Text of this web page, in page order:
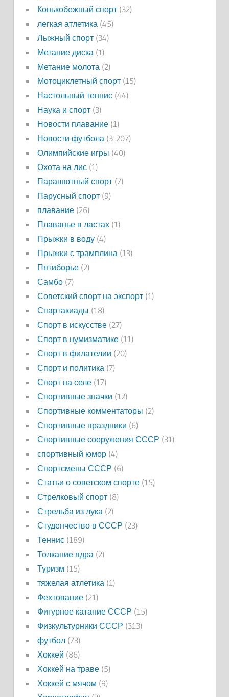
Конькобежный спорт(32)
легкая атлетика(45)
Лыжный спорт(34)
Метание диска(1)
Метание молота(2)
Мотоциклетный спорт(15)
Настольный теннис(44)
Наука и спорт(3)
Новости плавание(1)
Новости футбола(3 207)
Олимпийские игры (40)
Охота на лис(1)
Парашютный спорт(7)
Парусный спорт(9)
плавание(26)
Плаванье в ластах(1)
Прыжки в воду(4)
Прыжки с трамплина(13)
Пятиборье(2)
Самбо(7)
Советский спорт на экспорт(1)
Спартакиады (18)
Спорт в искусстве(27)
Спорт в нумизматике(11)
Спорт в филателии (20)
Спорт и политика(7)
Спорт на селе(17)
Спортивные значки (12)
Спортивные комментаторы (2)
Спортивные праздники (6)
Спортивные сооружения СССР (31)
спортивный юмор(4)
Спортсмены СССР (6)
Статьи о советском спорте(15)
Стрелковый спорт(8)
Стрельба из лука(2)
Студенчество в СССР (23)
Теннис(189)
Толкание ядра(2)
Туризм (15)
тяжелая атлетика(1)
Фехтование(21)
Фигурное катание СССР (15)
Физкультурники СССР (313)
футбол(73)
Хоккей (86)
Хоккей на траве(5)
Хоккей с мячом (9)